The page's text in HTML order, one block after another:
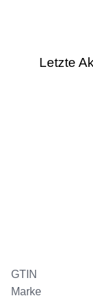
Letzte
GTIN
Marke